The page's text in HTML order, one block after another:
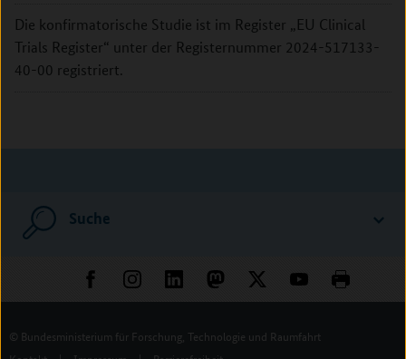
Die konfirmatorische Studie ist im Register „EU Clinical
Trials Register“ unter der Registernummer 2024-517133-
40-00 registriert.
Suche
© Bundesministerium für Forschung, Technologie und Raumfahrt